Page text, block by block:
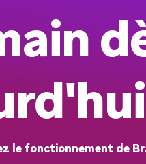
le fonctionnement de